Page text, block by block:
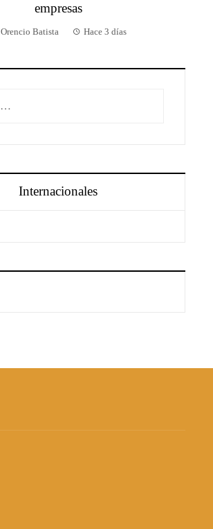
empresas
Orencio Batista Hace 3 días
Internacionales